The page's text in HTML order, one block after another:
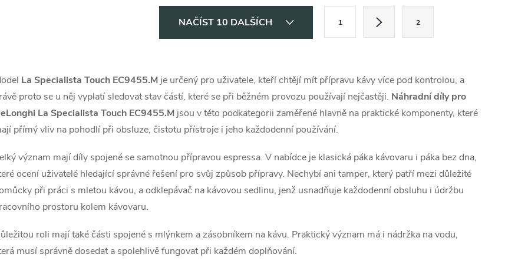
NAČÍST 10 DALŠÍCH
n
k
o
á
n
1 2
La Specialista Touch EC9455.M je určený pro uživatele, kteří chtějí mít přípravu kávy více pod kontrolou, a
proto se u něj vyplatí sledovat stav částí, které se při běžném provozu používají nejčastěji. Náhradní díly pro
La Specialista Touch EC9455.M jsou v této podkategorii zaměřené hlavně na praktické komponenty, které
přímý vliv na pohodlí při obsluze, čistotu přístroje i jeho každodenní používání.
význam mají díly spojené se samotnou přípravou espressa. V nabídce je klasická páka kávovaru i páka bez dna,
ocení uživatelé hledající správné řešení pro svůj způsob přípravy. Nechybí ani tamper, který patří mezi důležité
při práci s mletou kávou, a odklepávač na kávovou sedlinu, jenž usnadňuje každodenní obsluhu i údržbu
prostoru kolem kávovaru.
roli mají také části spojené s mlýnkem a zásobníkem na kávu. Praktický význam má i nádržka na vodu,
musí správně dosedat a spolehlivě fungovat při každém doplňování.